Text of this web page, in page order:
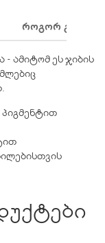
ᲠᲝᲒᲝᲠ
- ამიტომ ეს ჯიბის